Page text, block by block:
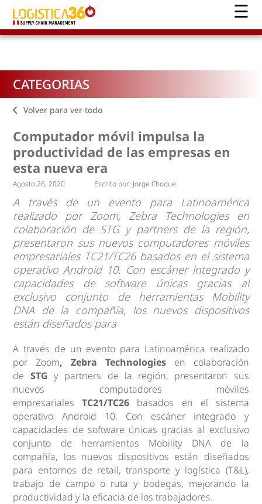
CATEGORIAS
Volver para ver todo
Computador móvil impulsa la
productividad de las empresas en
esta nueva era
Agosto 26, 2020 Escrito por: Jorge Choque
A través de un evento para Latinoamérica
realizado por Zoom, Zebra Technologies en
colaboración de STG y partners de la región,
presentaron sus nuevos computadores móviles
empresariales TC21/TC26 basados en el sistema
operativo Android 10. Con escáner integrado y
capacidades de software únicas gracias al
exclusivo conjunto de herramientas Mobility
DNA de la compañía, los nuevos dispositivos
están diseñados para
A través de un evento para Latinoamérica realizado
por Zoom, Zebra Technologies en colaboración
de STG y partners de la región, presentaron sus
nuevos computadores móviles
empresarialesTC21/TC26 basados en el sistema
operativo Android 10. Con escáner integrado y
capacidades de software únicas gracias al exclusivo
conjunto de herramientas Mobility DNA de la
compañía, los nuevos dispositivos están diseñados
para entornos de retail, transporte y logística (T&L),
trabajo de campo o ruta y bodegas, mejorando la
productividad y la eficacia de los trabajadores.